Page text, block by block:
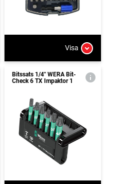
Visa
Bitssats 1/4" WERA Bit-
Check 6 TX Impaktor 1